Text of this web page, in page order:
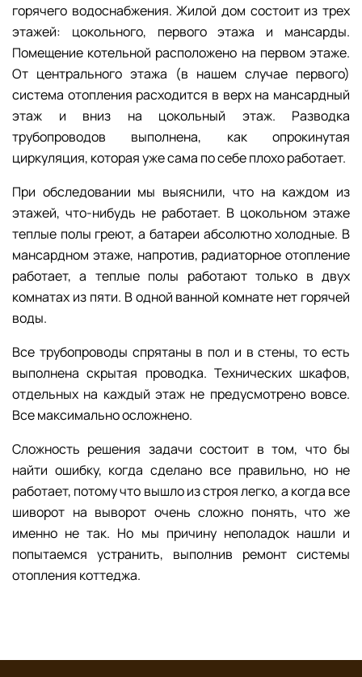
горячего водоснабжения. Жилой дом состоит из трех
этажей: цокольного, первого этажа и мансарды.
Помещение котельной расположено на первом этаже.
От центрального этажа (в нашем случае первого)
система отопления расходится в верх на мансардный
этаж и вниз на цокольный этаж. Разводка
трубопроводов выполнена, как опрокинутая
циркуляция, которая уже сама по себе плохо работает.
При обследовании мы выяснили, что на каждом из
этажей, что-нибудь не работает. В цокольном этаже
теплые полы греют, а батареи абсолютно холодные. В
мансардном этаже, напротив, радиаторное отопление
работает, а теплые полы работают только в двух
комнатах из пяти. В одной ванной комнате нет горячей
воды.
Все трубопроводы спрятаны в пол и в стены, то есть
выполнена скрытая проводка. Технических шкафов,
отдельных на каждый этаж не предусмотрено вовсе.
Все максимально осложнено.
Сложность решения задачи состоит в том, что бы
найти ошибку, когда сделано все правильно, но не
работает, потому что вышло из строя легко, а когда все
шиворот на выворот очень сложно понять, что же
именно не так. Но мы причину неполадок нашли и
попытаемся устранить, выполнив ремонт системы
отопления коттеджа.